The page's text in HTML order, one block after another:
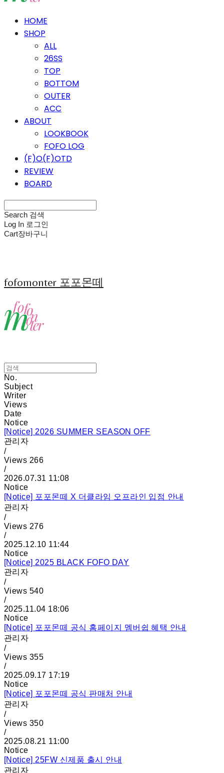
HOME
SHOP
ALL
26SS
TOP
BOTTOM
OUTER
ACC
ABOUT
LOOKBOOK
FOFO LOG
(F)O(F)OTD
REVIEW
BOARD
Search 검색
Log In 로그인
Cart장바구니
fofomonter 포포몬떼
No.
Subject
Writer
Views
Date
Notice
[Notice] 2026 SUMMER SEASON OFF
관리자
/
Views 266
/
2026.07.31 11:08
Notice
[Notice] 포포몬떼 X 더클라임 오프라인 입점 안내
관리자
/
Views 276
/
2025.12.10 11:44
Notice
[Notice] 2025 BLACK FOFO DAY
관리자
/
Views 540
/
2025.11.04 18:06
Notice
[Notice] 포포몬떼 공식 홈페이지 멤버쉽 혜택 안내
관리자
/
Views 355
/
2025.09.17 17:19
Notice
[Notice] 포포몬떼 공식 판매처 안내
관리자
/
Views 350
/
2025.08.21 11:00
Notice
[Notice] 25FW 신제품 출시 안내
관리자